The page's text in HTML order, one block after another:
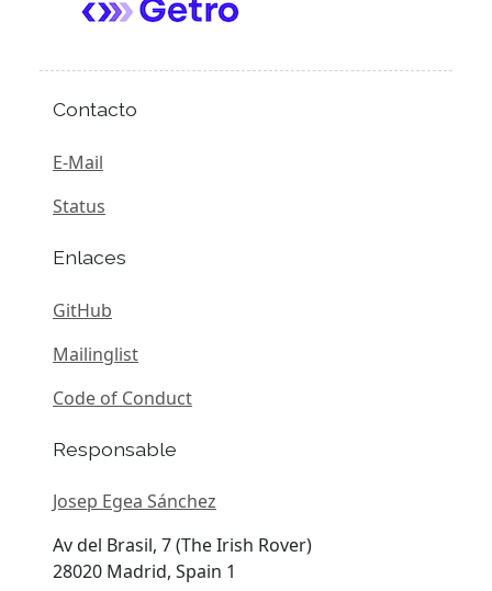
Contacto
E-Mail
Status
Enlaces
GitHub
Mailinglist
Code of Conduct
Responsable
Josep Egea Sánchez
Av del Brasil, 7 (The Irish Rover)
28020 Madrid, Spain 1